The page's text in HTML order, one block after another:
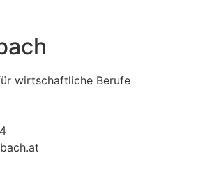
wirtschaftliche Berufe